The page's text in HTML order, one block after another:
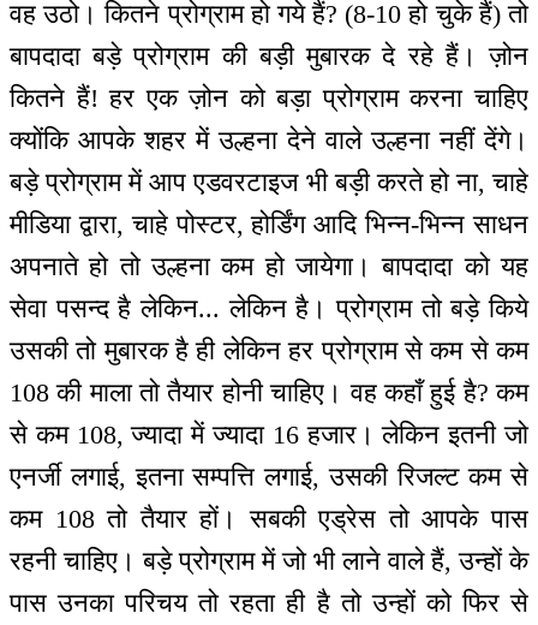
वह उठो। कितने प्रोग्राम हो गये हैं? (8-10 हो चुके हैं) तो
बापदादा बड़े प्रोग्राम की बड़ी मुबारक दे रहे हैं। ज़ोन
कितने हैं! हर एक ज़ोन को बड़ा प्रोग्राम करना चाहिए
क्योंकि आपके शहर में उल्हना देने वाले उल्हना नहीं देंगे।
बड़े प्रोग्राम में आप एडवरटाइज भी बड़ी करते हो ना, चाहे
मीडिया द्वारा, चाहे पोस्टर, होर्डिंग आदि भिन्न-भिन्न साधन
अपनाते हो तो उल्हना कम हो जायेगा। बापदादा को यह
सेवा पसन्द है लेकिन... लेकिन है। प्रोग्राम तो बड़े किये
उसकी तो मुबारक है ही लेकिन हर प्रोग्राम से कम से कम
108 की माला तो तैयार होनी चाहिए। वह कहाँ हुई है? कम
से कम 108, ज्यादा में ज्यादा 16 हजार। लेकिन इतनी जो
एनर्जी लगाई, इतना सम्पत्ति लगाई, उसकी रिजल्ट कम से
कम 108 तो तैयार हों। सबकी एड्रेस तो आपके पास
रहनी चाहिए। बड़े प्रोग्राम में जो भी लाने वाले हैं, उन्हों के
पास उनका परिचय तो रहता ही है तो उन्हों को फिर से